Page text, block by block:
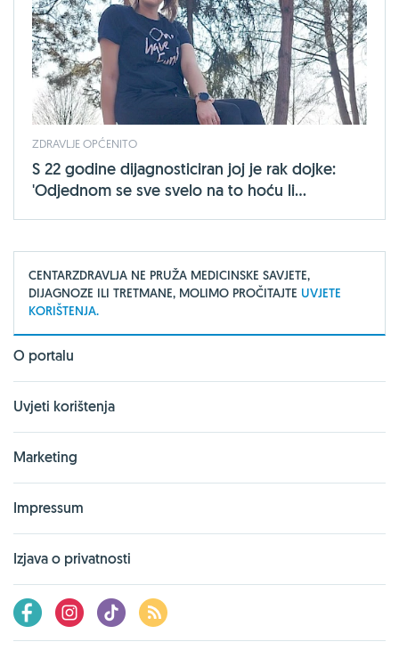
ZDRAVLJE OPĆENITO
S 22 godine dijagnosticiran joj je rak dojke:
'Odjednom se sve svelo na to hoću li...
CENTARZDRAVLJA NE PRUŽA MEDICINSKE SAVJETE,
DIJAGNOZE ILI TRETMANE, MOLIMO PROČITAJTE UVJETE
KORIŠTENJA.
O portalu
Uvjeti korištenja
Marketing
Impressum
Izjava o privatnosti